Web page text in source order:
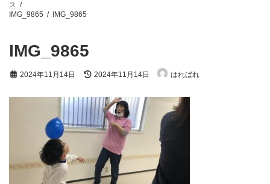
ス
IMG_9865
IMG_9865
IMG_9865
2024年11月14日
最
新
日
時
:
2024年11月14日 はればれ